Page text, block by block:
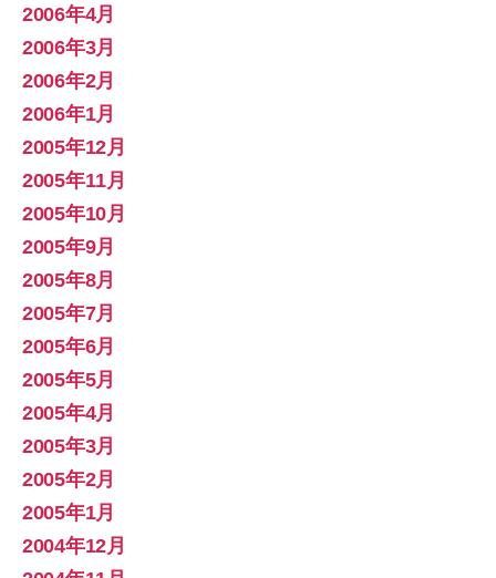
2006年4月
2006年3月
2006年2月
2006年1月
2005年12月
2005年11月
2005年10月
2005年9月
2005年8月
2005年7月
2005年6月
2005年5月
2005年4月
2005年3月
2005年2月
2005年1月
2004年12月